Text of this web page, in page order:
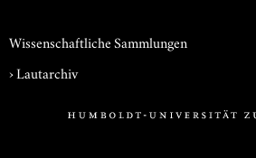
Wissenschaftliche Sammlungen
›Lautarchiv